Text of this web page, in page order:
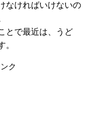
なければいけないの
とで最近は、うど
ク